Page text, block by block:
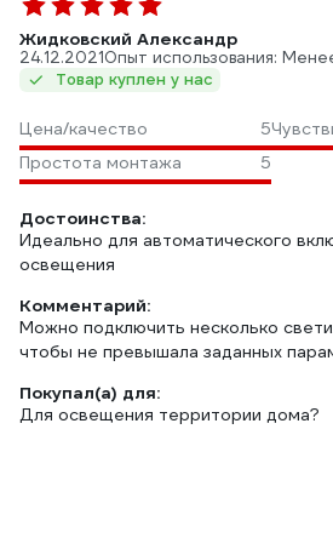
Жидковский Александр
24.12.2021Опыт использования:
Товар куплен у нас
Цена/качество 5
Простота монтажа
5
Достоинства:
Идеально для автоматического
освещения
Комментарий:
Можно подключить несколько
чтобы не превышала заданных
Покупал(а) для:
Для освещения территории дома?